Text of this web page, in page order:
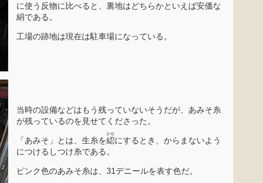
に使う反物に比べると、裏地はどちらかといえば安価な
絹である。
工場の跡地は現在は駐車場になっている。
当時の設備などはもう残っていないそうだが、あみそ糸
が残っているのを見せてくださった。
「あみそ」とは、生糸を綛
かせ
にするとき、からまないよう
につけるしつけ糸である。
ピンク色のあみそ糸は、31デニールを表す色だ。